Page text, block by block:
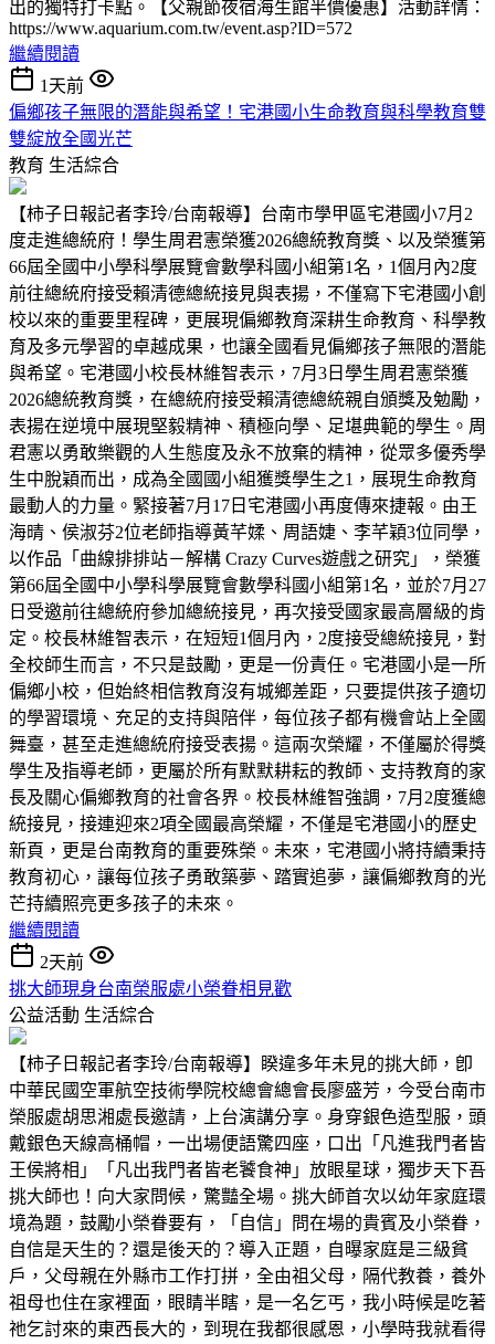
出的獨特打卡點。【父親節夜宿海生館半價優惠】活動詳情：
https://www.aquarium.com.tw/event.asp?ID=572
繼續閱讀
1天前
偏鄉孩子無限的潛能與希望！宅港國小生命教育與科學教育雙
雙綻放全國光芒
教育 生活綜合
【柿子日報記者李玲/台南報導】台南市學甲區宅港國小7月2
度走進總統府！學生周君憲榮獲2026總統教育獎、以及榮獲第
66屆全國中小學科學展覽會數學科國小組第1名，1個月內2度
前往總統府接受賴清德總統接見與表揚，不僅寫下宅港國小創
校以來的重要里程碑，更展現偏鄉教育深耕生命教育、科學教
育及多元學習的卓越成果，也讓全國看見偏鄉孩子無限的潛能
與希望。宅港國小校長林維智表示，7月3日學生周君憲榮獲
2026總統教育獎，在總統府接受賴清德總統親自頒獎及勉勵，
表揚在逆境中展現堅毅精神、積極向學、足堪典範的學生。周
君憲以勇敢樂觀的人生態度及永不放棄的精神，從眾多優秀學
生中脫穎而出，成為全國國小組獲獎學生之1，展現生命教育
最動人的力量。緊接著7月17日宅港國小再度傳來捷報。由王
海晴、侯淑芬2位老師指導黃芊媃、周語婕、李芊穎3位同學，
以作品「曲線排排站－解構 Crazy Curves遊戲之研究」，榮獲
第66屆全國中小學科學展覽會數學科國小組第1名，並於7月27
日受邀前往總統府參加總統接見，再次接受國家最高層級的肯
定。校長林維智表示，在短短1個月內，2度接受總統接見，對
全校師生而言，不只是鼓勵，更是一份責任。宅港國小是一所
偏鄉小校，但始終相信教育沒有城鄉差距，只要提供孩子適切
的學習環境、充足的支持與陪伴，每位孩子都有機會站上全國
舞臺，甚至走進總統府接受表揚。這兩次榮耀，不僅屬於得獎
學生及指導老師，更屬於所有默默耕耘的教師、支持教育的家
長及關心偏鄉教育的社會各界。校長林維智強調，7月2度獲總
統接見，接連迎來2項全國最高榮耀，不僅是宅港國小的歷史
新頁，更是台南教育的重要殊榮。未來，宅港國小將持續秉持
教育初心，讓每位孩子勇敢築夢、踏實追夢，讓偏鄉教育的光
芒持續照亮更多孩子的未來。
繼續閱讀
2天前
挑大師現身台南榮服處小榮眷相見歡
公益活動 生活綜合
【柿子日報記者李玲/台南報導】睽違多年未見的挑大師，卽
中華民國空軍航空技術學院校總會總會長廖盛芳，今受台南市
榮服處胡思湘處長邀請，上台演講分享。身穿銀色造型服，頭
戴銀色天線高桶帽，一出場便語驚四座，口出「凡進我門者皆
王侯將相」「凡出我門者皆老饕食神」放眼星球，獨步天下吾
挑大師也！向大家問候，驚豔全場。挑大師首次以幼年家庭環
境為題，鼓勵小榮眷要有，「自信」問在場的貴賓及小榮眷，
自信是天生的？還是後天的？導入正題，自曝家庭是三級貧
戶，父母親在外縣市工作打拼，全由祖父母，隔代教養，養外
祖母也住在家裡面，眼睛半瞎，是一名乞丐，我小時候是吃著
祂乞討來的東西長大的，到現在我都很感恩，小學時我就看得